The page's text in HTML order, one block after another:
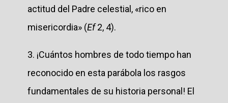
actitud del Padre celestial, «rico en
misericordia» (Ef2, 4).
3. ¡Cuántos hombres de todo tiempo han
reconocido en esta parábola los rasgos
fundamentales de su historia personal! El